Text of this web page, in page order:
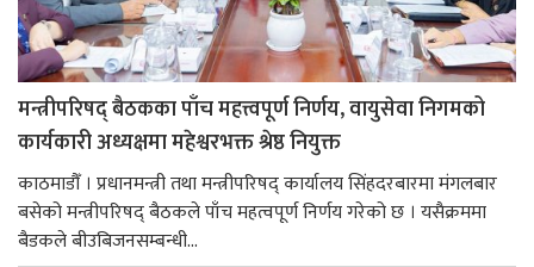
मन्त्रीपरिषद् बैठकका पाँच महत्त्वपूर्ण निर्णय, वायुसेवा निगमको
कार्यकारी अध्यक्षमा महेश्वरभक्त श्रेष्ठ नियुक्त
काठमाडौँ । प्रधानमन्त्री तथा मन्त्रीपरिषद् कार्यालय सिंहदरबारमा मंगलबार
बसेको मन्त्रीपरिषद् बैठकले पाँच महत्वपूर्ण निर्णय गरेको छ । यसैक्रममा
बैडकले बीउबिजनसम्बन्धी...